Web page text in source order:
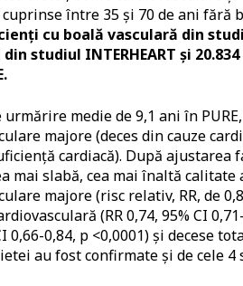
între 35 și 70 de ani fără
cu boală vasculară din
studiul INTERHEART și
medie de 9,1 ani în
majore (deces din cauze
cardiacă). După
mai slabă, cea mai înaltă
majore (risc relativ, RR, de
(RR 0,74, 95% CI
0,66-0,84, p <0,0001) și decese
au fost confirmate și de cele